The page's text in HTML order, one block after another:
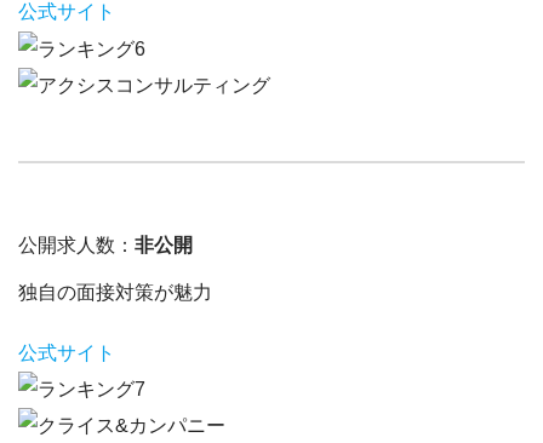
公式サイト
公開求人数： 非公開
独自の面接対策が魅力
公式サイト